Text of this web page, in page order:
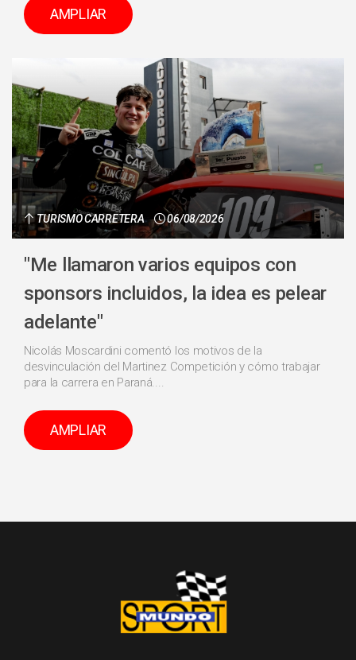
AMPLIAR
TURISMO CARRETERA 06/08/2026
"Me llamaron varios equipos con
sponsors incluidos, la idea es pelear
adelante"
Nicolás Moscardini comentó los motivos de la
desvinculación del Martinez Competición y cómo trabajar
para la carrera en Paraná....
AMPLIAR